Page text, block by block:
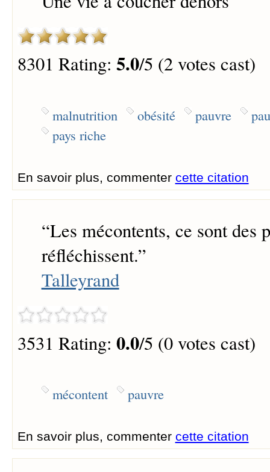
8301 Rating: 5.0/5 (2 votes cast)
malnutrition obésité pauvre
pays riche
En savoir plus, commenter cette citation
“Les mécontents, ce sont des
réfléchissent.”
Talleyrand
3531 Rating: 0.0/5 (0 votes cast)
mécontent pauvre
En savoir plus, commenter cette citation